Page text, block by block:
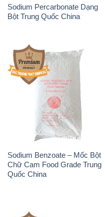
Sodium Percarbonate Dạng
Bột Trung Quốc China
Sodium Benzoate – Mốc Bột
Chữ Cam Food Grade Trung
Quốc China